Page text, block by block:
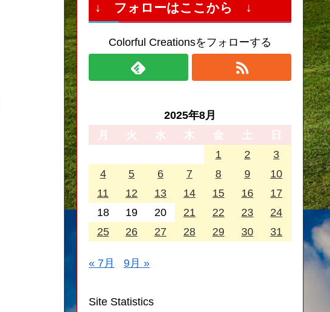
↓ フォローはここから ↓
Colorful Creationsをフォローする
2025年8月
月
火 水 木 金 土
日
1
2
3
4
5 6 7 8 9
10
11
12 13 14 15 16
17
18
19 20 21 22 23
24
25
26 27 28 29 30 31
« 7月 9月 »
Site Statistics